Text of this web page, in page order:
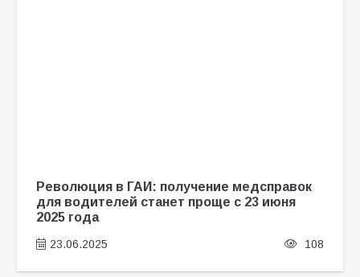
Революция в ГАИ: получение медсправок
для водителей станет проще с 23 июня
2025 года
23.06.2025 108